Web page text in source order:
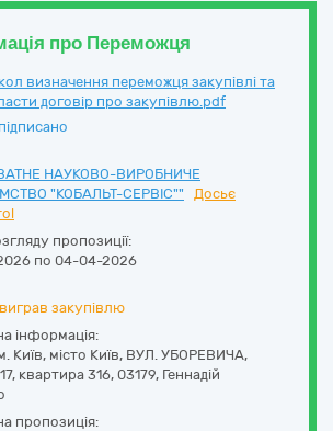
про Переможця
визначення переможця закупівлі та
договір про закупівлю.pdf
НАУКОВО-ВИРОБНИЧЕ
"КОБАЛЬТ-СЕРВІС""
Досьє
пропозиції:
по 04-04-2026
закупівлю
інформація:
Київ, місто Київ, ВУЛ. УБОРЕВИЧА,
квартира 316, 03179, Геннадій
пропозиція: